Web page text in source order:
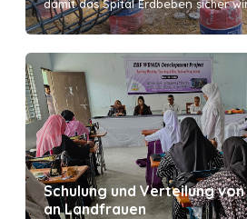
damit das Spital Erdbeben sicher
Schulung und Verteilung
an Landfrauen